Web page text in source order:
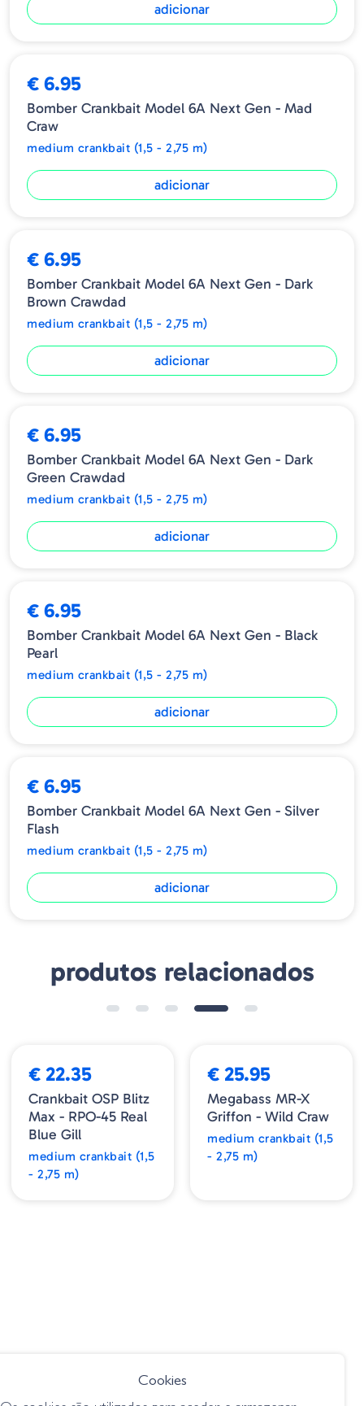
adicionar
€ 6.95
Bomber Crankbait Model 6A Next Gen - Mad
Craw
medium crankbait (1,5 - 2,75 m)
adicionar
€ 6.95
Bomber Crankbait Model 6A Next Gen - Dark
Brown Crawdad
medium crankbait (1,5 - 2,75 m)
adicionar
€ 6.95
Bomber Crankbait Model 6A Next Gen - Dark
Green Crawdad
medium crankbait (1,5 - 2,75 m)
adicionar
€ 6.95
Bomber Crankbait Model 6A Next Gen - Black
Pearl
medium crankbait (1,5 - 2,75 m)
adicionar
€ 6.95
Bomber Crankbait Model 6A Next Gen - Silver
Flash
medium crankbait (1,5 - 2,75 m)
adicionar
produtos relacionados
€ 22.35
Crankbait OSP Blitz
Max - RPO-45 Real
Blue Gill
medium crankbait (1,5
- 2,75 m)
€ 25.95
Megabass MR-X
Griffon - Wild Craw
medium crankbait (1,5
- 2,75 m)
Cookies